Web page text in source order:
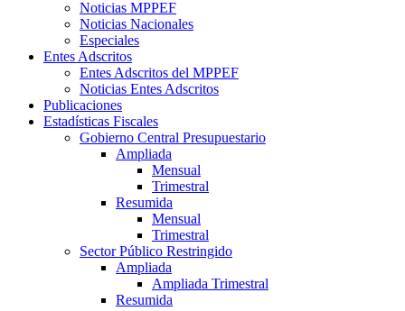
Noticias MPPEF
Noticias Nacionales
Especiales
Entes Adscritos
Entes Adscritos del MPPEF
Noticias Entes Adscritos
Publicaciones
Estadísticas Fiscales
Gobierno Central Presupuestario
Ampliada
Mensual
Trimestral
Resumida
Mensual
Trimestral
Sector Público Restringido
Ampliada
Ampliada Trimestral
Resumida